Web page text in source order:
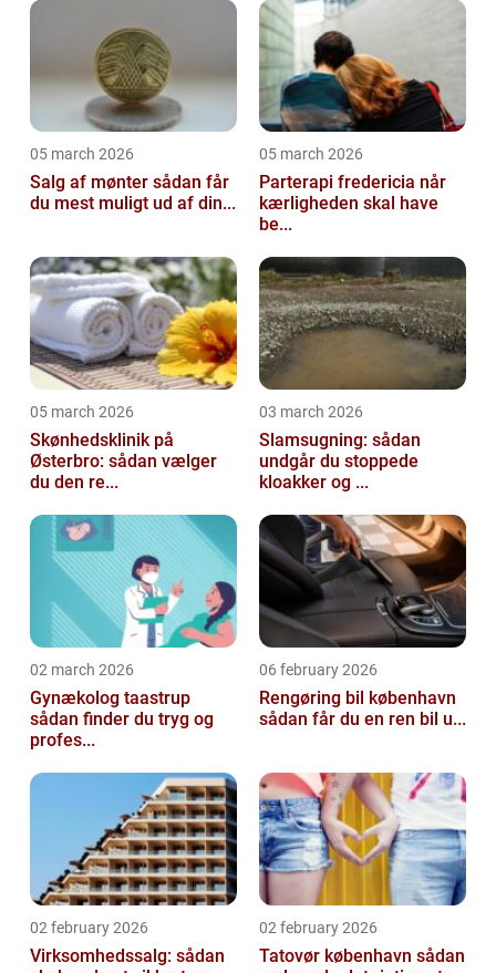
05 march 2026
Salg af mønter sådan får
du mest muligt ud af din...
05 march 2026
Parterapi fredericia når
kærligheden skal have
be...
05 march 2026
Skønhedsklinik på
Østerbro: sådan vælger
du den re...
03 march 2026
Slamsugning: sådan
undgår du stoppede
kloakker og ...
02 march 2026
Gynækolog taastrup
sådan finder du tryg og
profes...
06 february 2026
Rengøring bil københavn
sådan får du en ren bil u...
02 february 2026
Virksomhedssalg: sådan
02 february 2026
Tatovør københavn sådan